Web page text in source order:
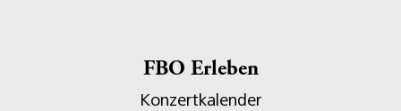
FBO Erleben
Konzertkalender